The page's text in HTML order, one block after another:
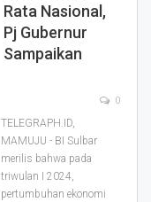
Rata Nasional,
Pj Gubernur
Sampaikan
0
TELEGRAPH.ID,
MAMUJU - BI Sulbar
merilis bahwa pada
triwulan I 2024,
pertumbuhan ekonomi